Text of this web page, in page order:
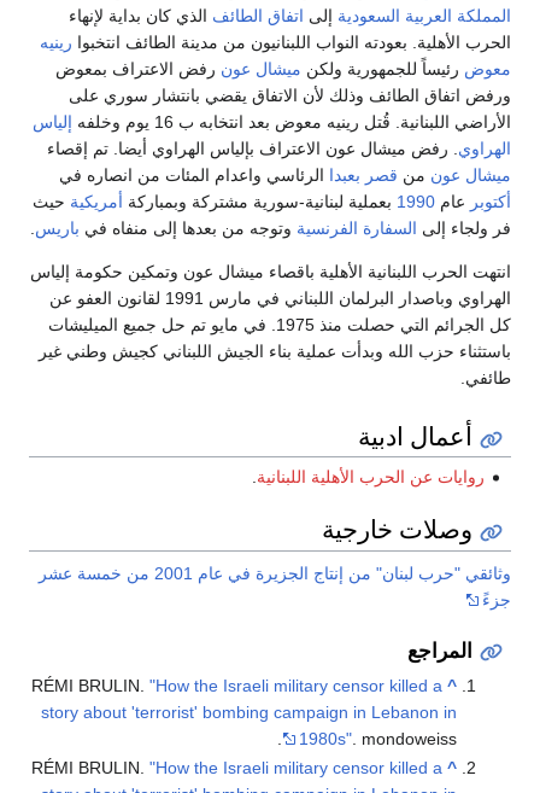
المملكة العربية السعودية إلى اتفاق الطائف الذي كان بداية لإنهاء
الحرب الأهلية. بعودته النواب اللبنانيون من مدينة الطائف انتخبوا رينيه
معوض رئيساً للجمهورية ولكن ميشال عون رفض الاعتراف بمعوض
ورفض اتفاق الطائف وذلك لأن الاتفاق يقضي بانتشار سوري على
الأراضي اللبنانية. قُتل رينيه معوض بعد انتخابه ب 16 يوم وخلفه
إلياس
الهراوي . رفض ميشال عون الاعتراف بإلياس الهراوي أيضا. تم إقصاء
ميشال عون من قصر بعبدا الرئاسي واعدام المئات من انصاره في
أكتوبر عام 1990 بعملية لبنانية-سورية مشتركة وبمباركة أمريكية حيث
فر ولجاء إلى السفارة الفرنسية وتوجه من بعدها إلى منفاه في باريس
انتهت الحرب اللبنانية الأهلية باقصاء ميشال عون وتمكين حكومة إلياس
الهراوي وباصدار البرلمان اللبناني في مارس 1991 لقانون العفو عن
كل الجرائم التي حصلت منذ 1975. في مايو تم حل جميع الميليشات
باستثناء حزب الله وبدأت عملية بناء الجيش اللبناني كجيش وطني غير
طائفي.
أعمال ادبية
روايات عن الحرب الأهلية اللبنانية.
وصلات خارجية
وثائقي "حرب لبنان" من إنتاج الجزيرة في عام 2001 من خمسة عشر
جزءً
المراجع
^
RÉMI BRULIN."How the Israeli military censor killed a
story about 'terrorist' bombing campaign in Lebanon in
1980s". mondoweiss.
^
RÉMI BRULIN."How the Israeli military censor killed a